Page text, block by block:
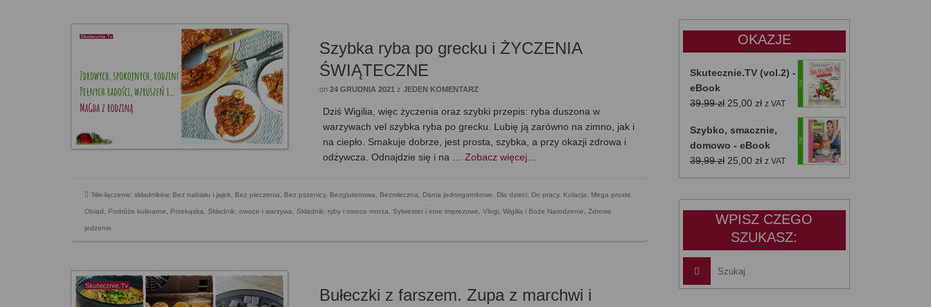
Szybka ryba po grecku i ŻYCZENIA
ŚWIĄTECZNE
on24 GRUDNIA 2021 zJEDEN KOMENTARZ
Dziś Wigilia, więc życzenia oraz szybki przepis: ryba duszona w
warzywach vel szybka ryba po grecku. Lubię ją zarówno na zimno, jak i
na ciepło. Smakuje dobrze, jest prosta, szybka, a przy okazji zdrowa i
odżywcza. Odnajdzie się i na …Zobacz więcej…
'Nie-łączenie' składników, Bez nabiału i jajek, Bez pieczenia, Bez pszenicy, Bezglutenowa, Bezmleczna, Dania jednogarnkowe, Dla dzieci, Do pracy, Kolacja, Mega proste,
Obiad, Podróże kulinarne, Przekąska, Składnik: owoce i warzywa, Składnik: ryby i owoce morza, Sylwester i inne imprezowe, Vlogi, Wigilia i Boże Narodzenie, Zdrowe
jedzenie
Bułeczki z farszem. Zupa z marchwi i
OKAZJE
Skutecznie.TV (vol.2) -
eBook
39,99zł Pierwotna
wynosiła:
39,99 zł.
25,00 złAktualna
wynosi:
25,00 zł.
z VAT
Szybko, smacznie,
domowo - eBook
39,99zł Pierwotna
cena
25,00 złAktualna
cena
z VAT
WPISZ CZEGO
SZUKASZ: